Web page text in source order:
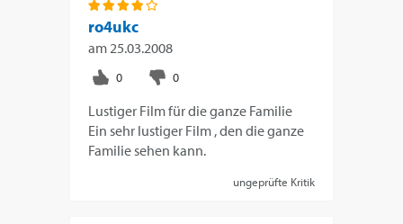
ro4ukc
am25.03.2008
Lustiger Film für die ganze Familie
Ein sehr lustiger Film , den die ganze
Familie sehen kann.
ungeprüfte Kritik